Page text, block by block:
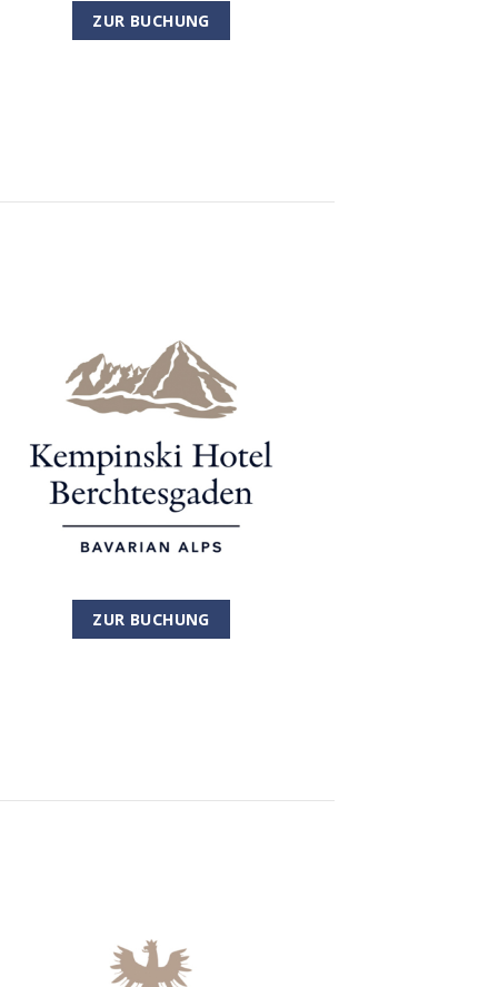
ZUR BUCHUNG
ZUR BUCHUNG